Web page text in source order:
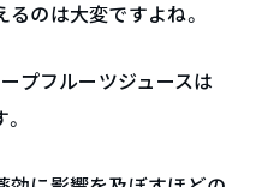
のは大変ですよね。
ープフルーツジュースは